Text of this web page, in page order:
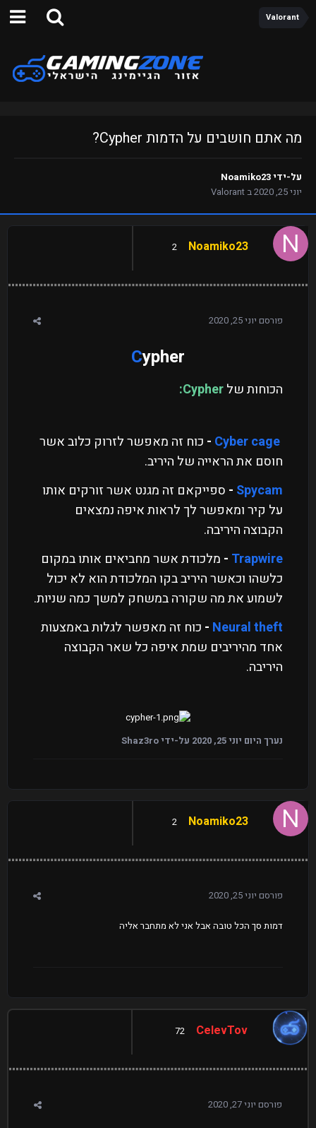
Valorant
מה אתם חושבים על הדמות Cypher?
על-ידיNoamiko23
יוני 25, 2020
בValorant
Noamiko23
2
פורסם יוני 25, 2020
Cypher
הכוחות שלCypher:
- כוח זה מאפשר לזרוק כלוב אשר
חוסם את הראייה של היריב.
Spycam
- ספייקאם זה מגנט אשר זורקים אותו
על קיר ומאפשר לך לראות איפה נמצאים
הקבוצה היריבה.
Trapwire
- מלכודת אשר מחביאים אותו במקום
כלשהו וכאשר היריב בקו המלכודת הוא לא יכול
לשמוע את מה שקורה במשחק למשך כמה שניות.
Neural theft
- כוח זה מאפשר לגלות באמצעות
אחד מהיריבים שמת איפה כל שאר הקבוצה
היריבה.
נערך היום יוני 25, 2020 על-ידי Shaz3ro
Noamiko23
2
פורסם יוני 25, 2020
דמות סך הכל טובה אבל אני לא מתחבר אליה
CelevTov
72
פורסם יוני 27, 2020